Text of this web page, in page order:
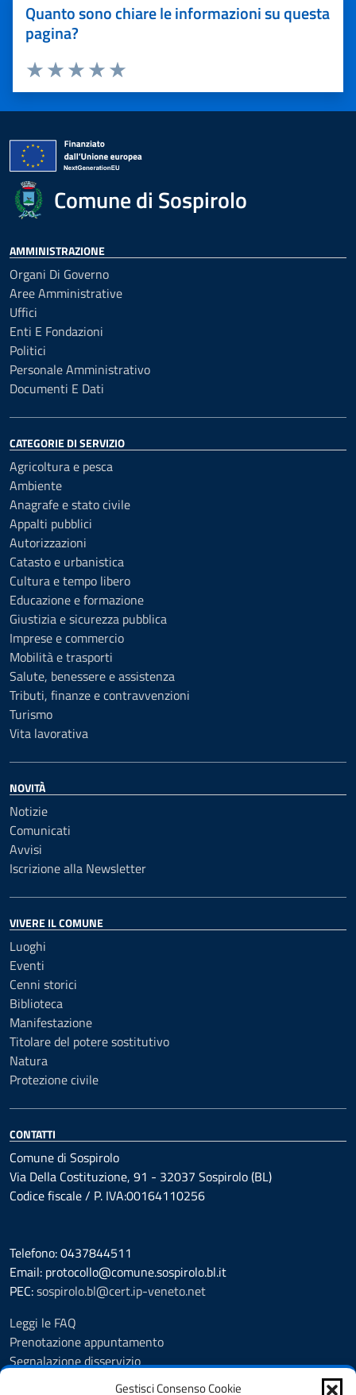
Gestisci Consenso Cookie
Quanto sono chiare le informazioni su questa
pagina?
Valuta 5 stelle su 5
Valuta 4 stelle su 5
Valuta 3 stelle su 5
Valuta 2 stelle su 5
Valuta 1 stelle su 5
Comune di Sospirolo
AMMINISTRAZIONE
Organi Di Governo
Aree Amministrative
Uffici
Enti E Fondazioni
Politici
Personale Amministrativo
Documenti E Dati
CATEGORIE DI SERVIZIO
Agricoltura e pesca
Ambiente
Anagrafe e stato civile
Appalti pubblici
Autorizzazioni
Catasto e urbanistica
Cultura e tempo libero
Educazione e formazione
Giustizia e sicurezza pubblica
Imprese e commercio
Mobilità e trasporti
Salute, benessere e assistenza
Tributi, finanze e contravvenzioni
Turismo
Vita lavorativa
NOVITÀ
Notizie
Comunicati
Avvisi
Iscrizione alla Newsletter
VIVERE IL COMUNE
Luoghi
Eventi
Cenni storici
Biblioteca
Manifestazione
Titolare del potere sostitutivo
Natura
Protezione civile
CONTATTI
Comune di Sospirolo
Via Della Costituzione, 91 - 32037 Sospirolo (BL)
Codice fiscale / P. IVA:00164110256
Telefono: 0437844511
Email: protocollo@comune.sospirolo.bl.it
PEC:sospirolo.bl@cert.ip-veneto.net
Leggi le FAQ
Prenotazione appuntamento
Segnalazione disservizio
Richiesta assistenza